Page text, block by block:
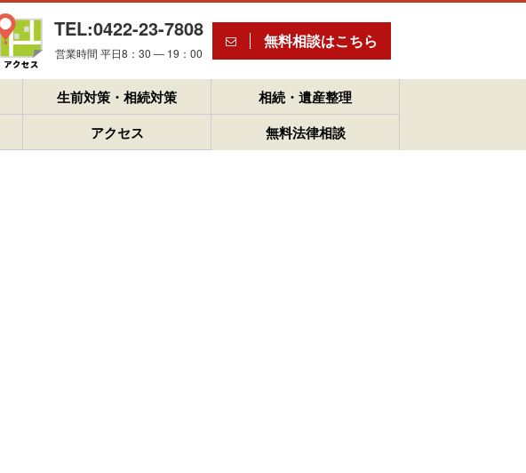
TEL:0422-23-7808
営業時間 平日8：30 ― 19：00
無料相談はこちら
生前対策・相続対策
相続・遺産整理
アクセス 無料法律相談